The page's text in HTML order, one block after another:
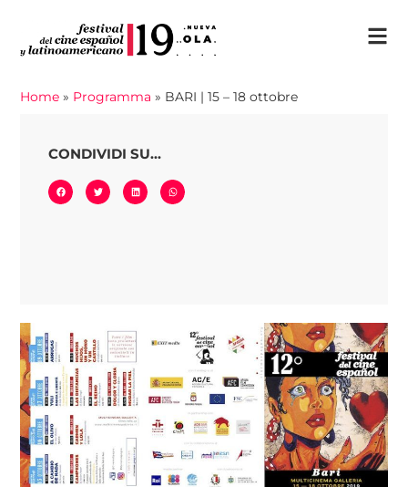
Home » Programma » BARI | 15 – 18 ottobre
CONDIVIDI SU...